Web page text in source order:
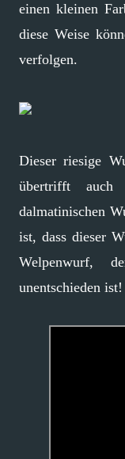
einen kleinen
diese Weise
verfolgen.
Dieser riesige
übertrifft
dalmatinischen
ist, dass dieser
Welpenwurf,
unentschieden ist!